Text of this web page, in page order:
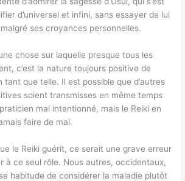
d’universel et infini, sans essayer de lui
ses croyances personnelles.
chose sur laquelle presque tous les
c’est la nature toujours positive de
tant que telle. Il est possible que d’autres
soient transmisses en même temps
mal intentionné, mais le Reiki en
faire de mal.
le Reiki guérit, ce serait une grave erreur
à ce seul rôle. Nous autres, occidentaux,
habitude de considérer la maladie plutôt